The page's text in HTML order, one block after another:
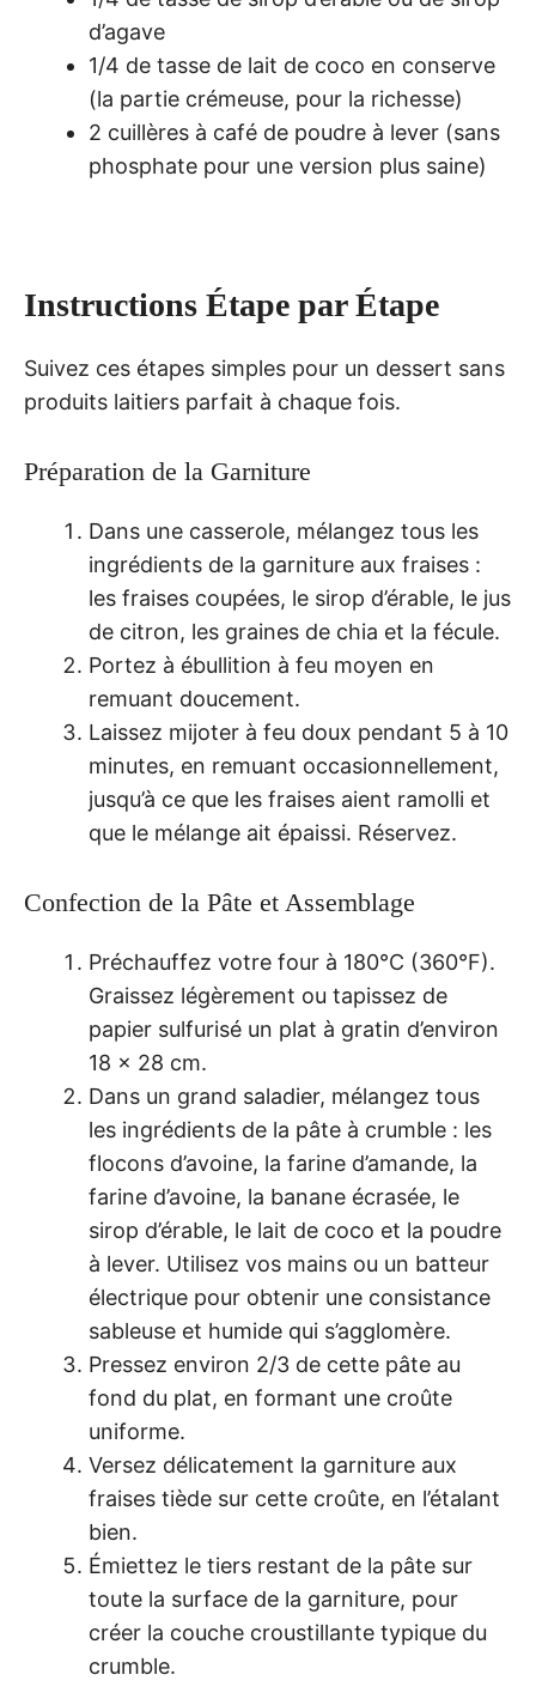
d’agave
1/4 de tasse de lait de coco en conserve
(la partie crémeuse, pour la richesse)
2 cuillères à café de poudre à lever (sans
phosphate pour une version plus saine)
Instructions Étape par Étape
Suivez ces étapes simples pour un dessert sans
produits laitiers parfait à chaque fois.
Préparation de la Garniture
Dans une casserole, mélangez tous les
ingrédients de la garniture aux fraises :
les fraises coupées, le sirop d’érable, le jus
de citron, les graines de chia et la fécule.
Portez à ébullition à feu moyen en
remuant doucement.
Laissez mijoter à feu doux pendant 5 à 10
minutes, en remuant occasionnellement,
jusqu’à ce que les fraises aient ramolli et
que le mélange ait épaissi. Réservez.
Confection de la Pâte et Assemblage
Préchauffez votre four à 180°C (360°F).
Graissez légèrement ou tapissez de
papier sulfurisé un plat à gratin d’environ
18 x 28 cm.
Dans un grand saladier, mélangez tous
les ingrédients de la pâte à crumble : les
flocons d’avoine, la farine d’amande, la
farine d’avoine, la banane écrasée, le
sirop d’érable, le lait de coco et la poudre
à lever. Utilisez vos mains ou un batteur
électrique pour obtenir une consistance
sableuse et humide qui s’agglomère.
Pressez environ 2/3 de cette pâte au
fond du plat, en formant une croûte
uniforme.
Versez délicatement la garniture aux
fraises tiède sur cette croûte, en l’étalant
bien.
Émiettez le tiers restant de la pâte sur
toute la surface de la garniture, pour
créer la couche croustillante typique du
crumble.